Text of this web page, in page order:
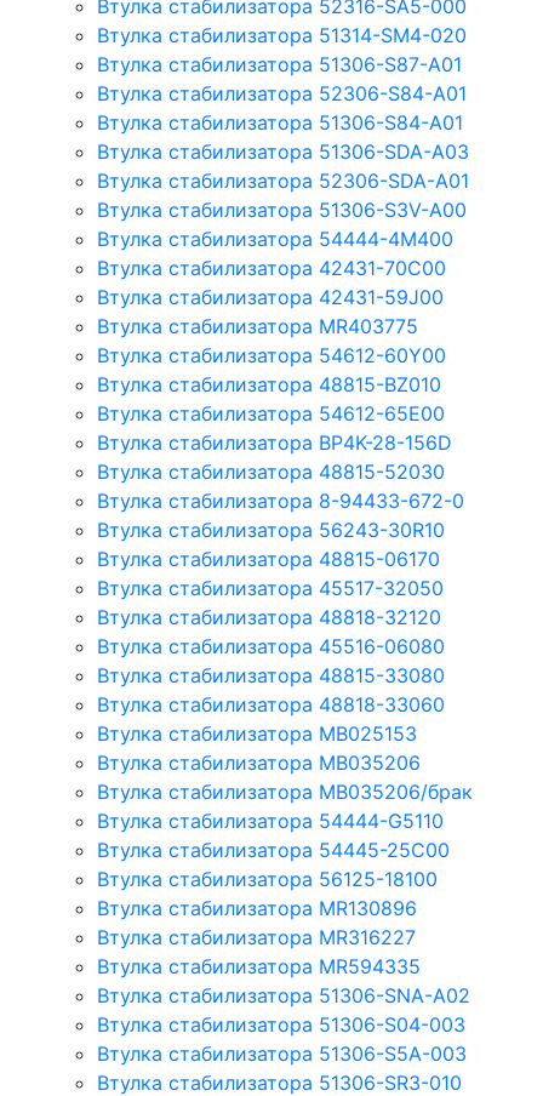
Втулка стабилизатора 52316-SA5-000
Втулка стабилизатора 51314-SM4-020
Втулка стабилизатора 51306-S87-A01
Втулка стабилизатора 52306-S84-A01
Втулка стабилизатора 51306-S84-A01
Втулка стабилизатора 51306-SDA-A03
Втулка стабилизатора 52306-SDA-A01
Втулка стабилизатора 51306-S3V-A00
Втулка стабилизатора 54444-4M400
Втулка стабилизатора 42431-70С00
Втулка стабилизатора 42431-59J00
Втулка стабилизатора MR403775
Втулка стабилизатора 54612-60Y00
Втулка стабилизатора 48815-BZ010
Втулка стабилизатора 54612-65Е00
Втулка стабилизатора BP4K-28-156D
Втулка стабилизатора 48815-52030
Втулка стабилизатора 8-94433-672-0
Втулка стабилизатора 56243-30R10
Втулка стабилизатора 48815-06170
Втулка стабилизатора 45517-32050
Втулка стабилизатора 48818-32120
Втулка стабилизатора 45516-06080
Втулка стабилизатора 48815-33080
Втулка стабилизатора 48818-33060
Втулка стабилизатора MB025153
Втулка стабилизатора MB035206
Втулка стабилизатора MB035206/брак
Втулка стабилизатора 54444-G5110
Втулка стабилизатора 54445-25C00
Втулка стабилизатора 56125-18100
Втулка стабилизатора MR130896
Втулка стабилизатора MR316227
Втулка стабилизатора MR594335
Втулка стабилизатора 51306-SNA-A02
Втулка стабилизатора 51306-S04-003
Втулка стабилизатора 51306-S5A-003
Втулка стабилизатора 51306-SR3-010